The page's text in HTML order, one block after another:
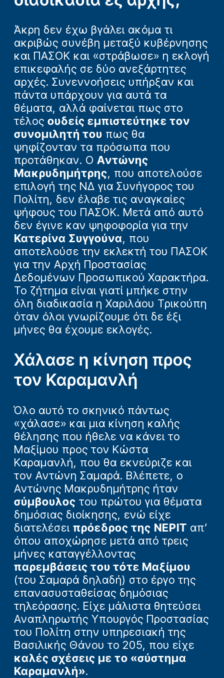
Άκρη δεν έχω βγάλει ακόμα τι
ακριβώς συνέβη μεταξύ κυβέρνησης
και ΠΑΣΟΚ και «στράβωσε» η εκλογή
επικεφαλής σε δύο ανεξάρτητες
αρχές. Συνεννοήσεις υπήρξαν και
πάντα υπάρχουν για αυτά τα
θέματα, αλλά φαίνεται πως στο
τέλος ουδείς εμπιστεύτηκε τον
συνομιλητή του πως θα
ψηφίζονταν τα πρόσωπα που
προτάθηκαν. Ο Αντώνης
Μακρυδημήτρης, που αποτελούσε
επιλογή της ΝΔ για Συνήγορος του
Πολίτη, δεν έλαβε τις αναγκαίες
ψήφους του ΠΑΣΟΚ. Μετά από αυτό
δεν έγινε καν ψηφοφορία για την
Κατερίνα Συγγούνα, που
αποτελούσε την εκλεκτή του ΠΑΣΟΚ
για την Αρχή Προστασίας
Δεδομένων Προσωπικού Χαρακτήρα.
Το ζήτημα είναι γιατί μπήκε στην
όλη διαδικασία η Χαριλάου Τρικούπη
όταν όλοι γνωρίζουμε ότι δε έξι
μήνες θα έχουμε εκλογές.
Χάλασε η κίνηση προς
τον Καραμανλή
Όλο αυτό το σκηνικό πάντως
«χάλασε» και μια κίνηση καλής
θέλησης που ήθελε να κάνει το
Μαξίμου προς τον Κώστα
Καραμανλή, που θα εκνεύριζε και
τον Αντώνη Σαμαρά. Βλέπετε, ο
Αντώνης Μακρυδημήτρης ήταν
σύμβουλος του πρώτου για θέματα
δημόσιας διοίκησης, ενώ είχε
διατελέσει πρόεδρος της ΝΕΡΙΤ απ’
όπου αποχώρησε μετά από τρεις
μήνες καταγγέλλοντας
παρεμβάσεις του τότε Μαξίμου
(του Σαμαρά δηλαδή) στο έργο της
επανασυσταθείσας δημόσιας
τηλεόρασης. Είχε μάλιστα θητεύσει
Αναπληρωτής Υπουργός Προστασίας
του Πολίτη στην υπηρεσιακή της
Βασιλικής Θάνου το 205, που είχε
καλές σχέσεις με το «σύστημα
Καραμανλή».